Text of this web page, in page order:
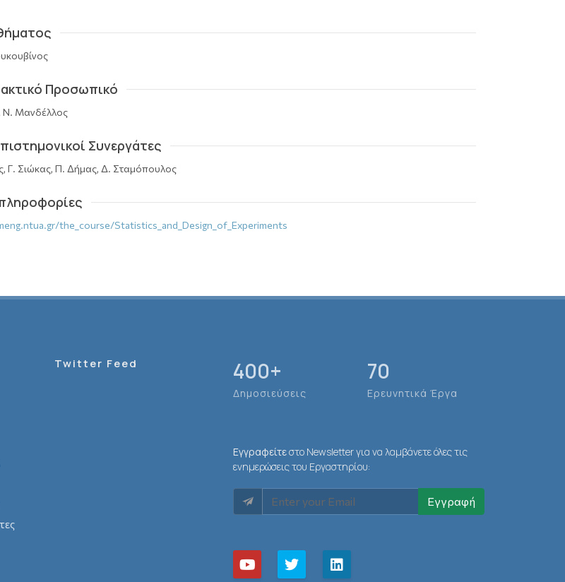
Προσωπικό
Ν. Μανδέλλος
Συνεργάτες
Γ. Σιώκας, Π. Δήμας, Δ. Σταμόπουλος
the_course/Statistics_and_Design_of_Experiments
Twitter Feed 400+
Δημοσιεύσεις
70
Ερευνητικά Έργα
Εγγραφείτεστο Newsletter για να λαμβάνετε όλες τις
ενημερώσεις του Εργαστηρίου:
Εγγραφή